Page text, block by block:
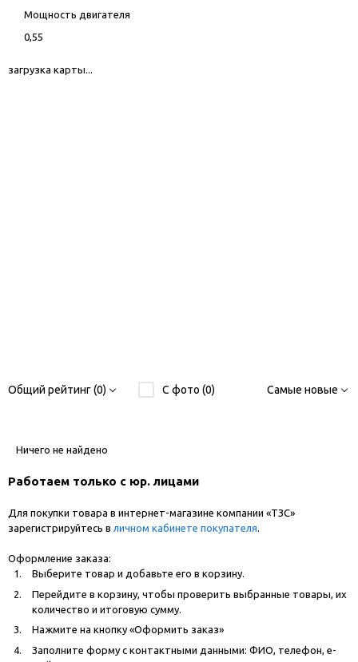
Мощность двигателя
0,55
загрузка карты...
Общий рейтинг (0) С фото (0) Самые новые
Ничего не найдено
Работаем только с юр. лицами
Для покупки товара в интернет-магазине компании «ТЗС»
зарегистрируйтесь в личном кабинете покупателя.
Оформление заказа:
Выберите товар и добавьте его в корзину.
Перейдите в корзину, чтобы проверить выбранные товары, их
количество и итоговую сумму.
Нажмите на кнопку «Оформить заказ»
Заполните форму с контактными данными: ФИО, телефон, e-